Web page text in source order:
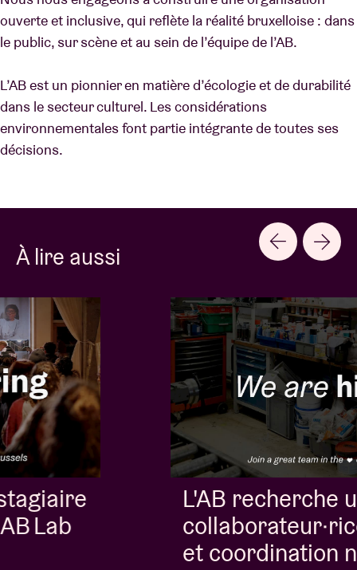
ouverte et inclusive, qui reflète la réalité bruxelloise : dans
le public, sur scène et au sein de l’équipe de l’AB.
L’AB est un pionnier en matière d’écologie et de durabilité
dans le secteur culturel. Les considérations
environnementales font partie intégrante de toutes ses
décisions.
À lire aussi
L'AB recherche un.e
collaborateur·rice entretien
et coordination nettoyage